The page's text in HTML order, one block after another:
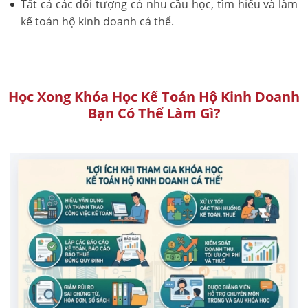
Tất cả các đối tượng có nhu cầu học, tìm hiểu và làm
kế toán hộ kinh doanh cá thể.
Học Xong Khóa Học Kế Toán Hộ Kinh Doanh
Bạn Có Thể Làm Gì?